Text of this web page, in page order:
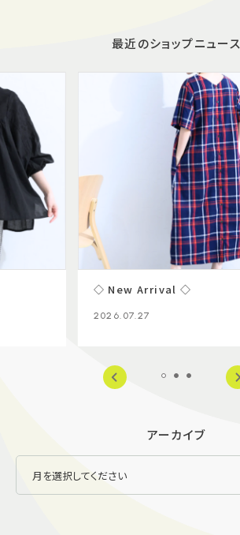
最近のショップニュース
◇ New Arrival ◇
2026.07.27
アーカイブ